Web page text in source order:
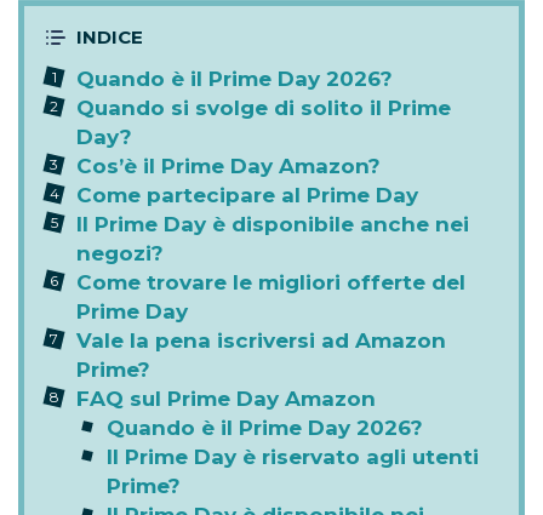
Quando è il Prime Day 2026?
Quando si svolge di solito il Prime
Day?
Cos’è il Prime Day Amazon?
Come partecipare al Prime Day
Il Prime Day è disponibile anche nei
negozi?
Come trovare le migliori offerte del
Prime Day
Vale la pena iscriversi ad Amazon
Prime?
FAQ sul Prime Day Amazon
Quando è il Prime Day 2026?
Il Prime Day è riservato agli utenti
Prime?